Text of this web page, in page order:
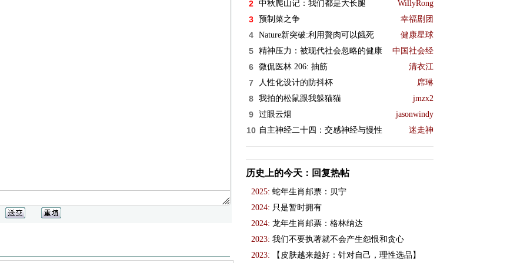
2 中秋爬山记：我们都是大长腿 WillyRong
3 预制菜之争 幸福剧团
4 Nature新突破:利用贅肉可以餓死 健康星球
5 精神压力：被现代社会忽略的健康 中国社会经
6 微侃医林 206: 抽筋 清衣江
7 人性化设计的防抖杯 席琳
8 我拍的松鼠跟我躲猫猫 jmzx2
9 过眼云烟 jasonwindy
10 自主神经二十四：交感神经与慢性 迷走神
历史上的今天：回复热帖
2025: 蛇年生肖邮票：贝宁
2024: 只是暂时拥有
2024: 龙年生肖邮票：格林纳达
2023: 我们不要执著就不会产生怨恨和贪心
2023:
【皮肤越来越好：针对自己，理性选品】